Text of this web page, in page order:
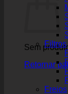
Sem
Retornar
Filtros
Freios